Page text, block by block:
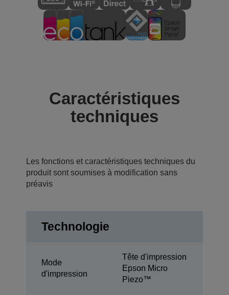
Caractéristiques
techniques
Les fonctions et caractéristiques techniques du
produit sont soumises à modification sans
préavis
Technologie
Mode
d'impression
Tête d'impression
Epson Micro
Piezo™